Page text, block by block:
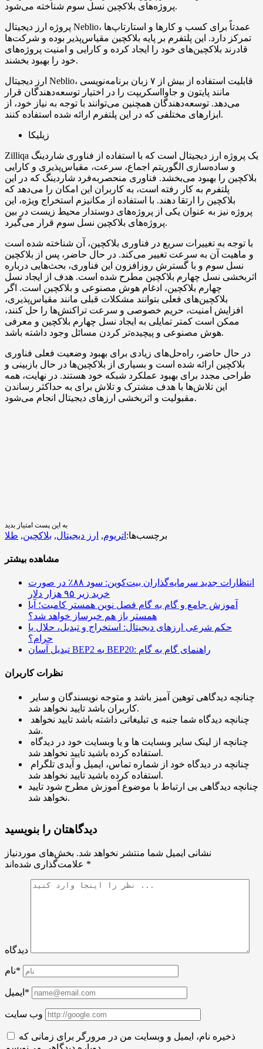
پروژه‌های بلاکچین نسل سوم شناخته می‌شود.
پروژه ارز دیجیتال Neblio، عمدتاً برای کسب و کارها و استارتاپ‌ها
تمرکز دارد. این پلتفرم بر پایه بلاکچین مقیاس‌پذیر بوده و شرکت‌ها
قادرند بلاکچین‌های خود را ایجاد کرده و کارایی و امنیت پروژه‌های
خود را بهبود بخشند.
ارز دیجیتال Neblio، قابلیت استفاده از بیش از ۷ زبان برنامه‌نویسی
مانند پایتون و جاوااسکریپت را در اختیار توسعه‌دهندگان قرار
می‌دهد. توسعه‌دهندگان همچنین می‌توانند با توجه به نیاز خود، از
ابزارهای مختلفی که در این پلتفرم ارائه شده استفاده کنند.
زیلیکا
Zilliqa یک پروژه ارز دیجیتال است که با استفاده از فناوری شاردینگ
و ساده‌سازی الگوریتم اجماع، سرعت، مقیاس‌پذیری و کارایی
بلاکچین را بهبود می‌بخشد. فناوری منحصربه‌فرد شاردینگ که در این
پلتفرم به کار رفته است، به کاربران این امکان را می‌دهد که
بلاکچین را ارتقا دهند. با استفاده از مکانیزم استخراج ویژه، این
پروژه نیز به عنوان یکی از پروژه‌های دوستدار محیط زیست در بین
پروژه‌های بلاکچین نسل سوم قرار می‌گیرد.
با توجه به تغییرات سریع در فناوری بلاکچین، آن شناخته شده است
و ماهیت آن به سرعت تغییر می‌کند. در حال حاضر، پس از بلاکچین
نسل سوم و با گسترش روزافزون این فناوری، بحث‌هایی درباره
اثربخشی نسل چهارم بلاکچین مطرح شده است. هدف از ایجاد نسل
چهارم بلاکچین، ادغام هوش مصنوعی و بلاکچین است. اگر
بلاکچین‌های فعلی بتوانند مشکلات قبلی مانند مقیاس‌پذیری،
افزایش امنیت، حریم خصوصی و سرعت تراکنش‌ها را حل کنند،
ممکن است کمتر تمایلی به ایجاد نسل چهارم بلاکچین و معرفی
هوش مصنوعی و پیچیده‌تر کردن مسائل وجود داشته باشد.
در حال حاضر، راه‌حل‌های زیادی برای بهبود وضعیت فعلی فناوری
بلاکچین ارائه شده است و بسیاری از بلاکچین‌ها در حال بازبینی و
طراحی مجدد برای بهبود عملکرد شبکه خود هستند. در نهایت، همه
این تلاش‌ها با هدف مشترک و تلاش برای به حداکثر رساندن
مقبولیت و اثربخشی ارزهای دیجیتال انجام می‌شود.
به این پست امتیاز بدید
برچسب‌ها: اتریوم, ارز دیجیتال, بلاکچین, طلا
مشاهده بیشتر
انتظارات جدید سرمایه‌گذاران بیت‌کوین: سود ۸۸٪ در صورت
خرید زیر ۹۵ هزار دلار
آموزش جامع و گام به گام فصل نوین همستر کامبت؛ آیا
همستر باز هم خبرساز خواهد شد؟
حکم شرعی ارزهای دیجیتال: استخراج و تبدیل، حلال یا
حرام؟
تبدیل آسان BEP2 به BEP20: راهنمای گام به گام
نظرات کاربران
کاربران باشد تایید نخواهد شد.
شد.
استفاده کرده باشید تایید نخواهد شد.
استفاده کرده باشید تایید نخواهد شد.
چنانچه دیدگاهی بی ارتباط با موضوع آموزش مطرح شود تایید
نخواهد شد.
دیدگاهتان را بنویسید
نشانی ایمیل شما منتشر نخواهد شد. بخش‌های موردنیاز
*
دیدگاه
نام*
ایمیل*
وب سایت
ذخیره نام، ایمیل و وبسایت من در مرورگر برای زمانی که